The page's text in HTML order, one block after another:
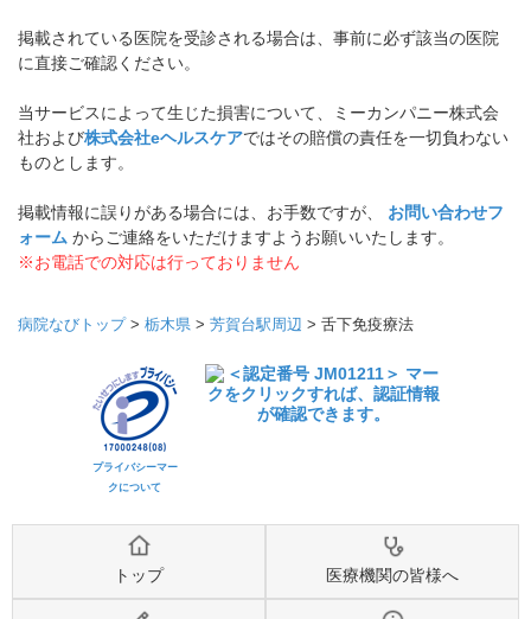
掲載されている医院を受診される場合は、事前に必ず該当の医院
に直接ご確認ください。
当サービスによって生じた損害について、ミーカンパニー株式会
社および株式会社eヘルスケアではその賠償の責任を一切負わない
ものとします。
掲載情報に誤りがある場合には、お手数ですが、 お問い合わせフ
ォーム からご連絡をいただけますようお願いいたします。
※お電話での対応は行っておりません
病院なびトップ> 栃木県 > 芳賀台駅周辺 > 舌下免疫療法
プライバシーマー
クについて
トップ 医療機関の皆様へ